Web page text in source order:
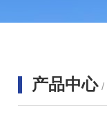
产品中心 /